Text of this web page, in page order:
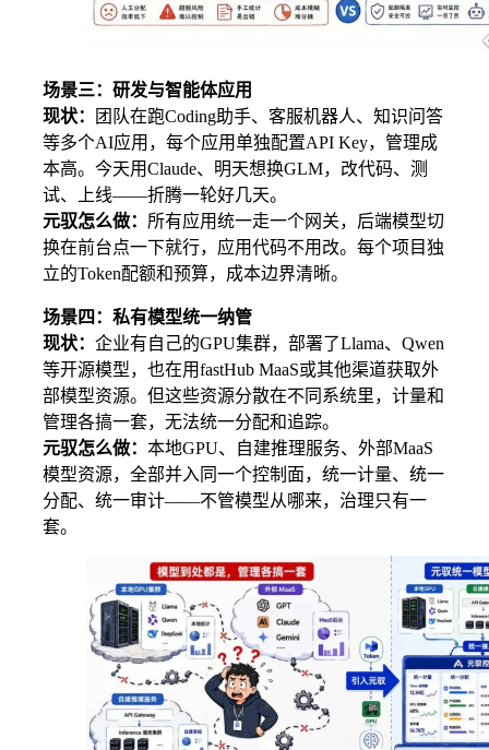
场景三：研发与智能体应用
现状：
团队在跑Coding助手、客服机器人、知识问答
等多个AI应用，每个应用单独配置API Key，管理成
本高。今天用Claude、明天想换GLM，改代码、测
试、上线——折腾一轮好几天。
元驭怎么做： 所有应用统一走一个网关，后端模型切
换在前台点一下就行，应用代码不用改。每个项目独
立的Token配额和预算，成本边界清晰。
场景四：私有模型统一纳管
现状： 企业有自己的GPU集群，部署了Llama、Qwen
等开源模型，也在用fastHub MaaS或其他渠道获取外
部模型资源。但这些资源分散在不同系统里，计量和
管理各搞一套，无法统一分配和追踪。
元驭怎么做： 本地GPU、自建推理服务、外部MaaS
模型资源，全部并入同一个控制面，统一计量、统一
分配、统一审计——不管模型从哪来，治理只有一
套。